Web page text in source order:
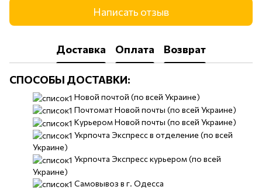
Написать отзыв
Доставка Оплата Возврат
СПОСОБЫ ДОСТАВКИ:
​​Новой почтой (по всей Украине)
Почтомат Новой почты (по всей Украине)
Курьером Новой почты (по всей Украине)
Укрпочта Экспресс в отделение (по всей
Украине)
Укрпочта Экспресс курьером (по всей
Украине)
Самовывоз в г. Одесса